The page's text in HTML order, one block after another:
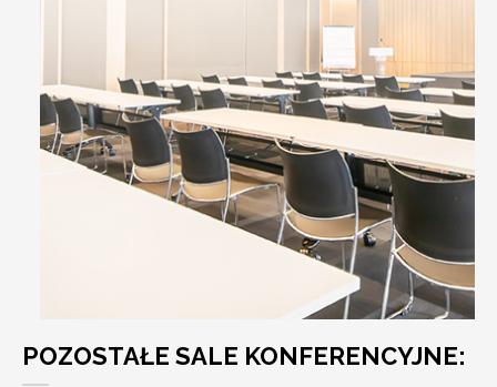
POZOSTAŁE SALE KONFERENCYJNE: